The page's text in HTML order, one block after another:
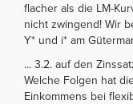
flacher als die LM-
nicht zwingend! Wir
Y* und i* am
... 3.2. auf den
Welche Folgen hat
Einkommens bei